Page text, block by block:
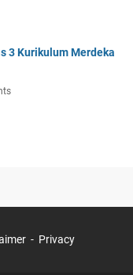
3 Kurikulum Merdeka
Privacy